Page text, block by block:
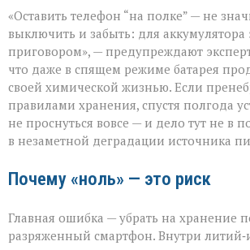
«Оставить телефон “на полке” — не
выключить и забыть: для аккумулятора
приговором», — предупреждают
что даже в спящем режиме батарея
своей химической жизнью. Если
правилами хранения, спустя полгода
не проснуться вовсе — и дело тут не в
в незаметной деградации источника
Почему «ноль» — это риск
Главная ошибка — убрать на хранение
разряженный смартфон. Внутри